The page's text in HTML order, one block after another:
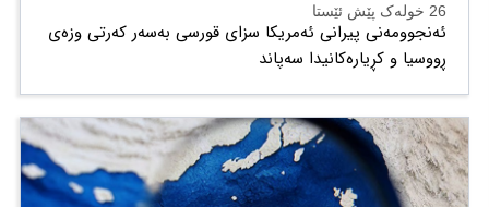
26 خولەک پێش ئێستا
ئەنجوومەنی پیرانی ئەمریکا سزای قورسی بەسەر کەرتی وزەی
ڕووسیا و کڕیارەکانیدا سەپاند